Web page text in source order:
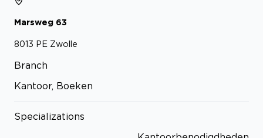
Marsweg 63
8013 PE Zwolle
Branch
Kantoor, Boeken
Specializations